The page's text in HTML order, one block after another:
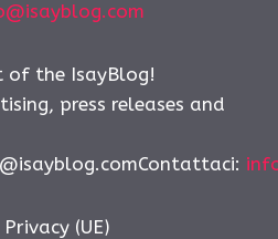
of the IsayBlog!
press releases and
(UE)